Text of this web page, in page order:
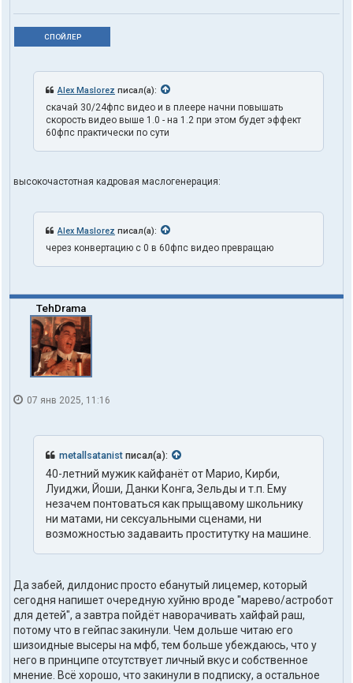
СПОЙЛЕР
Alex Maslorez писал(а):
скачай 30/24фпс видео и в плеере начни повышать
скорость видео выше 1.0 - на 1.2 при этом будет эффект
60фпс практически по сути
высокочастотная кадровая маслогенерация:
Alex Maslorez писал(а):
через конвертацию с 0 в 60фпс видео превращаю
TehDrama
07 янв 2025, 11:16
metallsatanist писал(а):
40-летний мужик кайфанëт от Марио, Кирби,
Луиджи, Йоши, Данки Конга, Зельды и т.п. Ему
незачем понтоваться как прыщавому школьнику
ни матами, ни сексуальными сценами, ни
возможностью задаваить проститутку на машине.
Да забей, дилдонис просто ебанутый лицемер, который
сегодня напишет очередную хуйню вроде "марево/астробот
для детей", а завтра пойдёт наворачивать хайфай раш,
потому что в гейпас закинули. Чем дольше читаю его
шизоидные высеры на мфб, тем больше убеждаюсь, что у
него в принципе отсутствует личный вкус и собственное
мнение. Всё хорошо, что закинули в подписку, а остальное